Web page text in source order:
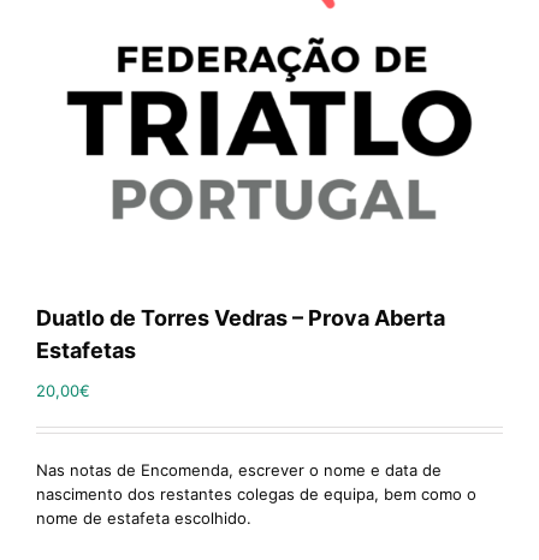
Duatlo de Torres Vedras – Prova Aberta
Estafetas
20,00€
Nas notas de Encomenda, escrever o nome e data de
nascimento dos restantes colegas de equipa, bem como o
nome de estafeta escolhido.